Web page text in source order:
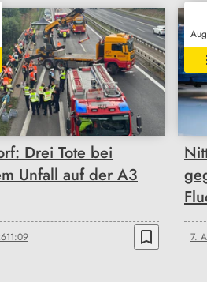
Drei Tote bei
Unfall auf der A3
11:09 bookmark_border 7.